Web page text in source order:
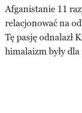
Afganistanie 11
relacjonować na
Tę pasję odnalazł
himalaizm były dla